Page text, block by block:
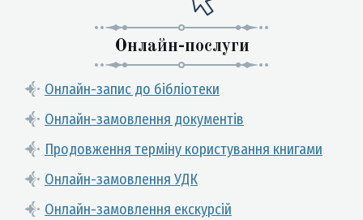
Онлайн-послуги
Онлайн-запис до бібліотеки
Онлайн-замовлення документів
Продовження терміну користування книгами
Онлайн-замовлення УДК
Онлайн-замовлення екскурсій